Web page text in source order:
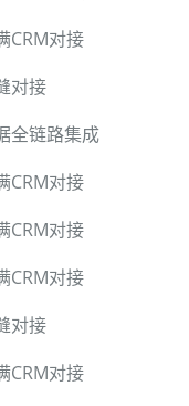
CRM对接
对接
全链路集成
CRM对接
CRM对接
CRM对接
对接
CRM对接